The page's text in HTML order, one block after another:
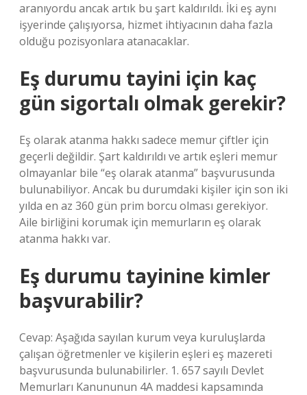
aranıyordu ancak artık bu şart kaldırıldı. İki eş aynı
işyerinde çalışıyorsa, hizmet ihtiyacının daha fazla
olduğu pozisyonlara atanacaklar.
Eş durumu tayini için kaç
gün sigortalı olmak gerekir?
Eş olarak atanma hakkı sadece memur çiftler için
geçerli değildir. Şart kaldırıldı ve artık eşleri memur
olmayanlar bile “eş olarak atanma” başvurusunda
bulunabiliyor. Ancak bu durumdaki kişiler için son iki
yılda en az 360 gün prim borcu olması gerekiyor.
Aile birliğini korumak için memurların eş olarak
atanma hakkı var.
Eş durumu tayinine kimler
başvurabilir?
Cevap: Aşağıda sayılan kurum veya kuruluşlarda
çalışan öğretmenler ve kişilerin eşleri eş mazereti
başvurusunda bulunabilirler. 1. 657 sayılı Devlet
Memurları Kanununun 4A maddesi kapsamında